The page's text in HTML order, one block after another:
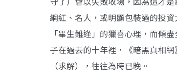
網紅、名人，或明顯包裝過的投
「畢生難逢」的獵喜心理，而傾
子在過去的十年裡，《暗黑真相
（求解），往往為時已晚。